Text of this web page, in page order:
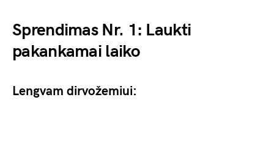
Sprendimas Nr. 1: Laukti
pakankamai laiko
Lengvam dirvožemiui: